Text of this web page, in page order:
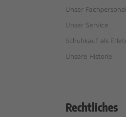
Unser Fachpersonal
Unser Service
Schuhkauf als
Unsere Historie
Rechtliches